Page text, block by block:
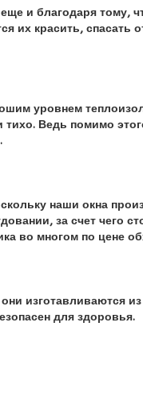
и благодаря тому,
их красить, спасать
уровнем
Ведь помимо
наши окна
за счет чего
во многом по цене
изготавливаются
для здоровья.